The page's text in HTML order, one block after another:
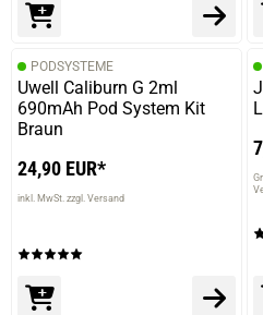
PODSYSTEME
Uwell Caliburn G 2ml
690mAh Pod System Kit
Braun
24,90 EUR*
inkl. MwSt. zzgl. Versand